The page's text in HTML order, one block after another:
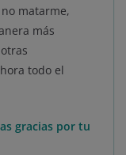
matarme,
más
todo el
gracias por tu